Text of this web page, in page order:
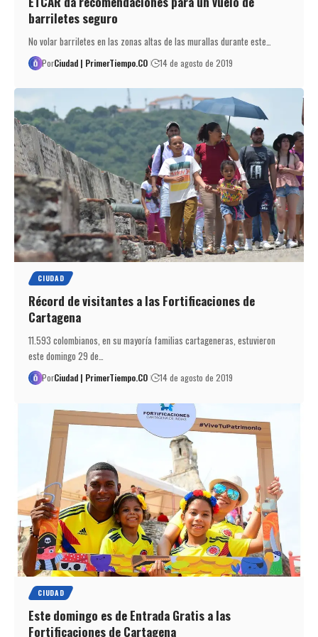
barriletes seguro
No volar barriletes en las zonas altas de las murallas durante este…
PorCiudad | PrimerTiempo.CO 14 de agosto de 2019
CIUDAD
Récord de visitantes a las Fortificaciones de
Cartagena
11.593 colombianos, en su mayoría familias cartageneras, estuvieron
este domingo 29 de…
PorCiudad | PrimerTiempo.CO 14 de agosto de 2019
CIUDAD
Este domingo es de Entrada Gratis a las
Fortificaciones de Cartagena